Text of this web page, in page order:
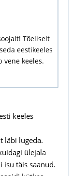
Tõeliselt
eestikeeles
vene keeles.
keeles
läbi lugeda.
ülejala
isu täis saanud.